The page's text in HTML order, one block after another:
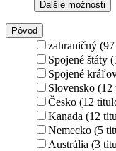
Ďalšie možnosti
Pôvod
zahraničný
Spojené štáty
Spojené
Slovensko
Česko (12
Kanada (12
Nemecko (5
Austrália (3